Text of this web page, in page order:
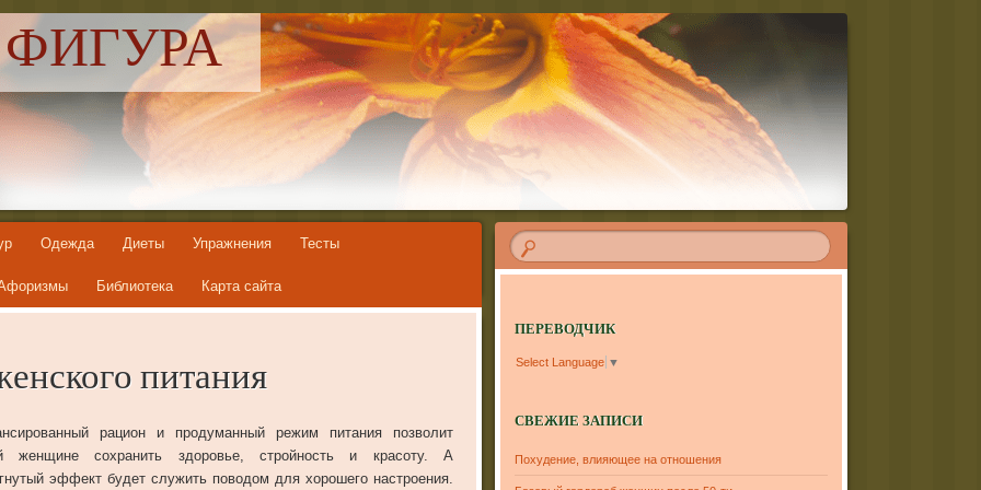
Одежда Диеты Упражнения Тесты
Библиотека Карта сайта
питания
рацион и продуманный режим питания позволит
женщине сохранить здоровье, стройность и красоту. А
эффект будет служить поводом для хорошего настроения.
ПЕРЕВОДЧИК
Select Language ▼
СВЕЖИЕ ЗАПИСИ
Похудение, влияющее на отношения